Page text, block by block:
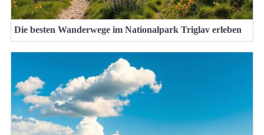
Die besten Wanderwege im Nationalpark Triglav erleben